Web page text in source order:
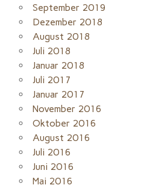
September 2019
Dezember 2018
August 2018
Juli 2018
Januar 2018
Juli 2017
Januar 2017
November 2016
Oktober 2016
August 2016
Juli 2016
Juni 2016
Mai 2016